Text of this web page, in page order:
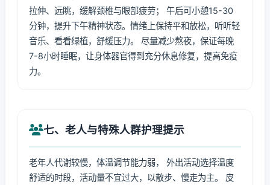
拉伸、远眺，缓解颈椎与眼部疲劳； 午后可小憩15-30
分钟，提升下午精神状态。情绪上保持平和放松，听听轻
音乐、看看绿植，舒缓压力。 尽量减少熬夜，保证每晚
7-8小时睡眠，让身体器官得到充分休息修复，提高免疫
力。
七、老人与特殊人群护理提示
老年人代谢较慢，体温调节能力弱， 外出活动选择温度
舒适的时段，活动量不宜过大，以散步、慢走为主。 皮